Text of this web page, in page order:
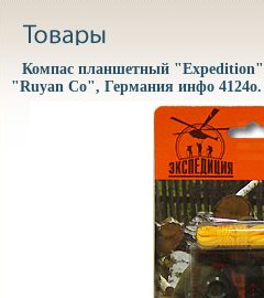
Компас планшетный "Expedition"
"Ruyan Co", Германия инфо 4124o.